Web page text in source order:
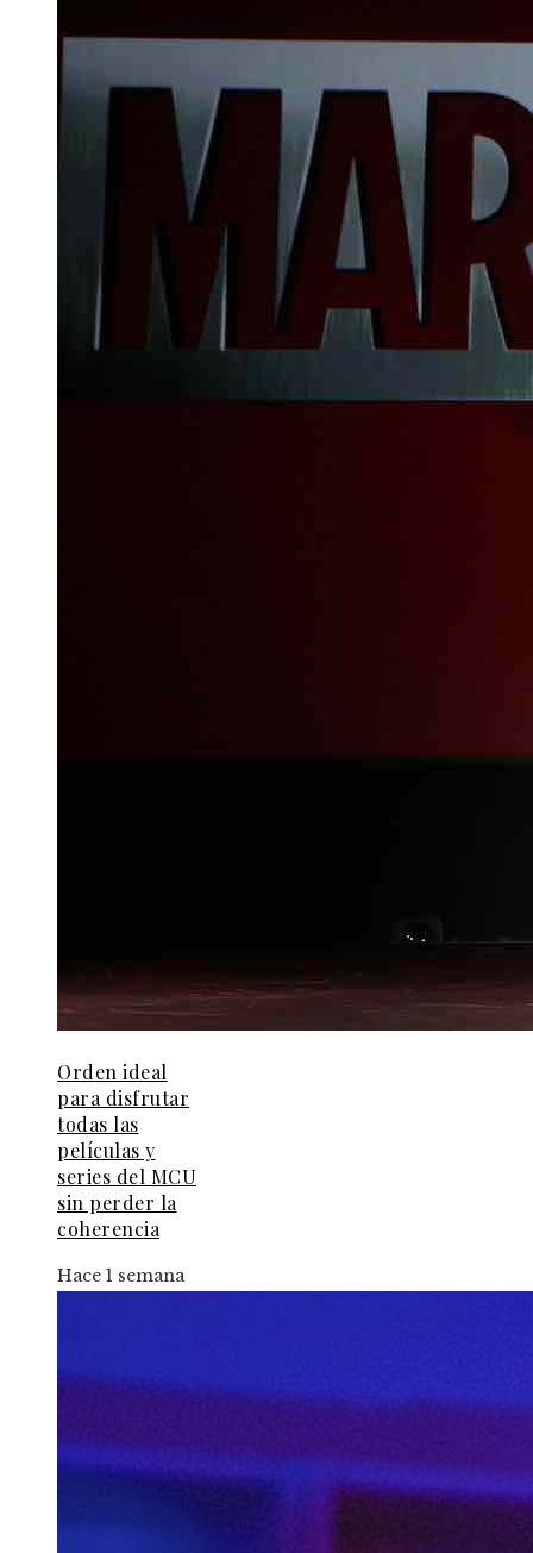
Orden ideal
para disfrutar
todas las
películas y
series del MCU
sin perder la
coherencia
Hace 1 semana